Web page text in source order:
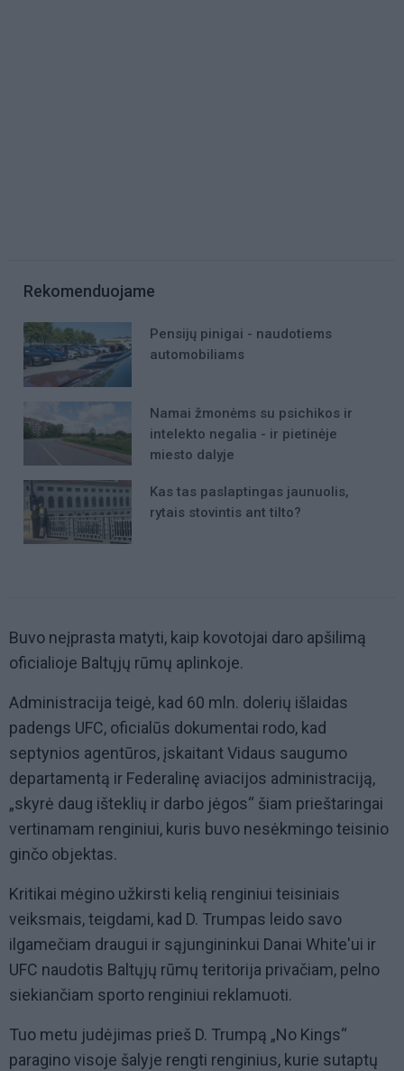
Rekomenduojame
Pensijų pinigai - naudotiems
automobiliams
Namai žmonėms su psichikos ir
intelekto negalia - ir pietinėje
miesto dalyje
Kas tas paslaptingas jaunuolis,
rytais stovintis ant tilto?
Buvo neįprasta matyti, kaip kovotojai daro apšilimą
oficialioje Baltųjų rūmų aplinkoje.
Administracija teigė, kad 60 mln. dolerių išlaidas
padengs UFC, oficialūs dokumentai rodo, kad
septynios agentūros, įskaitant Vidaus saugumo
departamentą ir Federalinę aviacijos administraciją,
„skyrė daug išteklių ir darbo jėgos“ šiam prieštaringai
vertinamam renginiui, kuris buvo nesėkmingo teisinio
ginčo objektas.
Kritikai mėgino užkirsti kelią renginiui teisiniais
veiksmais, teigdami, kad D. Trumpas leido savo
ilgamečiam draugui ir sąjungininkui Danai White'ui ir
UFC naudotis Baltųjų rūmų teritorija privačiam, pelno
siekiančiam sporto renginiui reklamuoti.
Tuo metu judėjimas prieš D. Trumpą „No Kings“
paragino visoje šalyje rengti renginius, kurie sutaptų